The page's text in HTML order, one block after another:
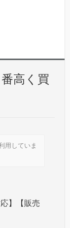
高く買
用していま
】【販売